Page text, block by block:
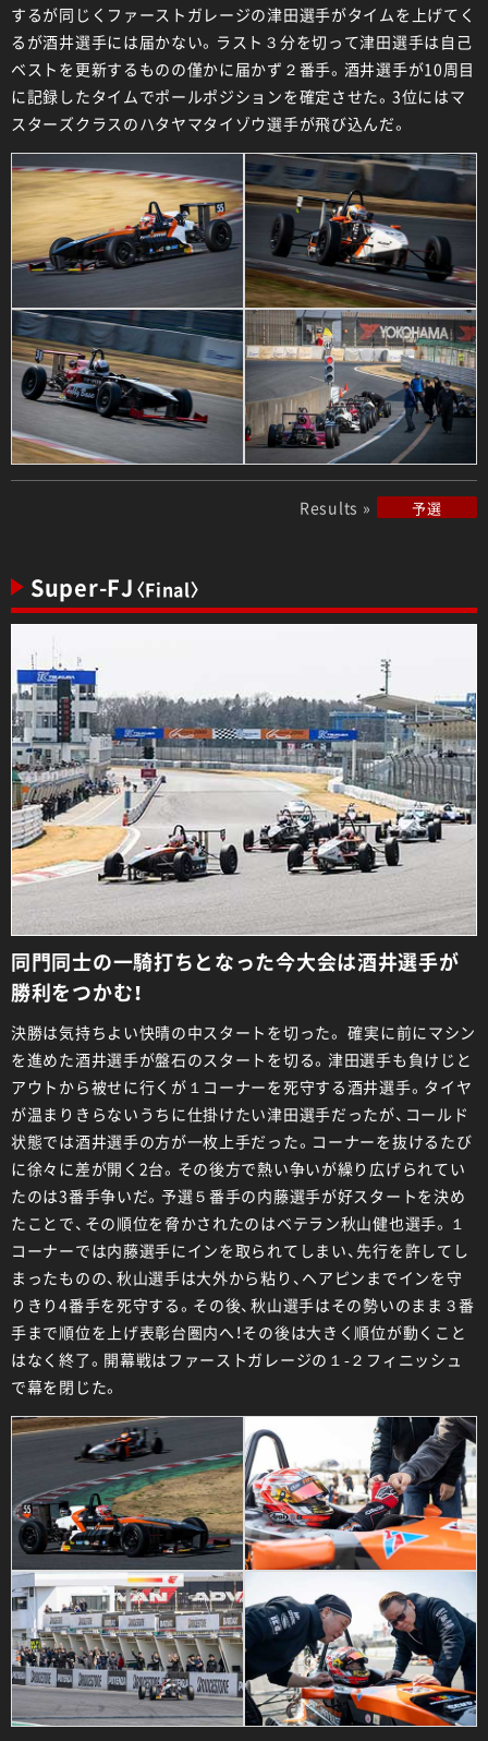
するが同じくファーストガレージの津田選手がタイムを上げてく
るが酒井選手には届かない。ラスト３分を切って津田選手は自己
ベストを更新するものの僅かに届かず２番手。酒井選手が10周目
に記録したタイムでポールポジションを確定させた。3位にはマ
スターズクラスのハタヤマタイゾウ選手が飛び込んだ。
Results » 予選
Super-FJ 〈Final〉
同門同士の一騎打ちとなった今大会は酒井選手が
勝利をつかむ！
決勝は気持ちよい快晴の中スタートを切った。 確実に前にマシン
を進めた酒井選手が盤石のスタートを切る。津田選手も負けじと
アウトから被せに行くが１コーナーを死守する酒井選手。タイヤ
が温まりきらないうちに仕掛けたい津田選手だったが、コールド
状態では酒井選手の方が一枚上手だった。コーナーを抜けるたび
に徐々に差が開く2台。その後方で熱い争いが繰り広げられてい
たのは3番手争いだ。予選５番手の内藤選手が好スタートを決め
たことで、その順位を脅かされたのはベテラン秋山健也選手。１
コーナーでは内藤選手にインを取られてしまい、先行を許してし
まったものの、秋山選手は大外から粘り、ヘアピンまでインを守
りきり4番手を死守する。その後、秋山選手はその勢いのまま３番
手まで順位を上げ表彰台圏内へ！その後は大きく順位が動くこと
はなく終了。開幕戦はファーストガレージの１-２フィニッシュ
で幕を閉じた。